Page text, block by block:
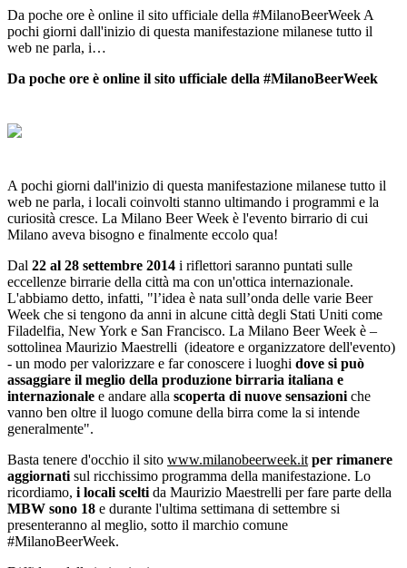
Da poche ore è online il sito ufficiale della #MilanoBeerWeek A
pochi giorni dall'inizio di questa manifestazione milanese tutto il
web ne parla, i…
Da poche ore è online il sito ufficiale della #MilanoBeerWeek
A pochi giorni dall'inizio di questa manifestazione milanese tutto il
web ne parla, i locali coinvolti stanno ultimando i programmi e la
curiosità cresce. La Milano Beer Week è l'evento birrario di cui
Milano aveva bisogno e finalmente eccolo qua!
Dal 22 al 28 settembre 2014 i riflettori saranno puntati sulle
eccellenze birrarie della città ma con un'ottica internazionale.
L'abbiamo detto, infatti, "l’idea è nata sull’onda delle varie Beer
Week che si tengono da anni in alcune città degli Stati Uniti come
Filadelfia, New York e San Francisco. La Milano Beer Week è –
sottolinea Maurizio Maestrelli (ideatore e organizzatore dell'evento)
- un modo per valorizzare e far conoscere i luoghi dove si può
assaggiare il meglio della produzione birraria italiana e
internazionale e andare alla scoperta di nuove sensazioni che
vanno ben oltre il luogo comune della birra come la si intende
generalmente".
Basta tenere d'occhio il sito www.milanobeerweek.it per rimanere
aggiornati sul ricchissimo programma della manifestazione. Lo
ricordiamo, i locali scelti da Maurizio Maestrelli per fare parte della
MBW sono 18 e durante l'ultima settimana di settembre si
presenteranno al meglio, sotto il marchio comune
#MilanoBeerWeek.